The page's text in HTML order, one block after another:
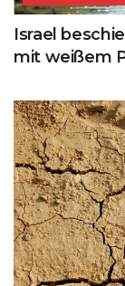
Israel
mit weißem